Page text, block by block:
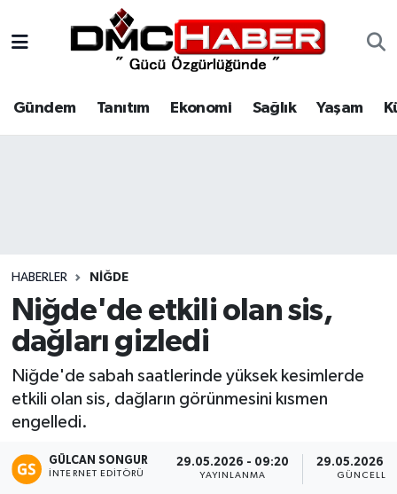
Gündem Tanıtım Ekonomi Sağlık Yaşam
HABERLER NIĞDE
Niğde'de etkili olan sis,
dağları gizledi
Niğde'de sabah saatlerinde yüksek kesimlerde
etkili olan sis, dağların görünmesini kısmen
engelledi.
GÜLCAN SONGUR
İNTERNET EDITÖRÜ
29.05.2026 - 09:20
YAYINLANMA
29.05.2026 -
Tanıtım
Spor
Siyaset
Eğitim
Teknoloji
Nöbetçi Eczaneler
Hava Durumu
Haber Arşivi